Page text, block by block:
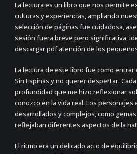
La lectura es un libro que nos permite
culturas y experiencias, ampliando
selección de páginas fue cuidadosa,
sesión fuera breve pero significativa,
descargar pdf atención de los
La lectura de este libro fue como entrar
Sin Espinas y no querer despertar.
profundidad que me hizo reflexionar
conozco en la vida real. Los personajes
desarrollados y complejos, como
reflejaban diferentes aspectos de la
El ritmo era un delicado acto de